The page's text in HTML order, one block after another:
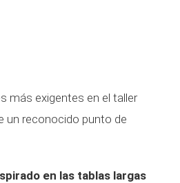
más exigentes en el taller
un reconocido punto de
en las tablas largas